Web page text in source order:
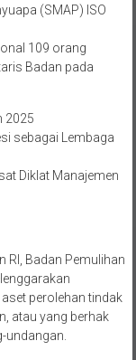
(SMAP) ISO
109 orang
Badan pada
2025
sebagai Lembaga
Diklat Manajemen
RI, Badan Pemulihan
perolehan tindak
atau yang berhak
undangan.